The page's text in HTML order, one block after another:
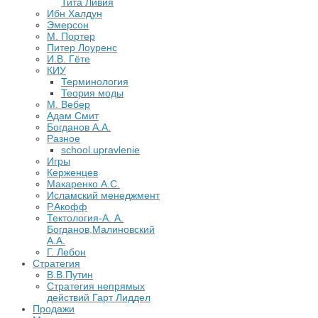
Ибн Халдун
Эмерсон
М. Портер
Питер Лоуренс
И.В. Гёте
КИУ
Терминология
Теория моды
М. Вебер
Адам Смит
Богданов А.А.
Разное
school.upravlenie
Игры
Керженцев
Макаренко А.С.
Исламский менеджмент
Р.Акофф
Тектология-А. А.
Богданов,Малиновский
А.А.
​Г. Лебон
Стратегия
В.В.Путин
​Стратегия непрямых
действий Гарт Лиддел
Продажи